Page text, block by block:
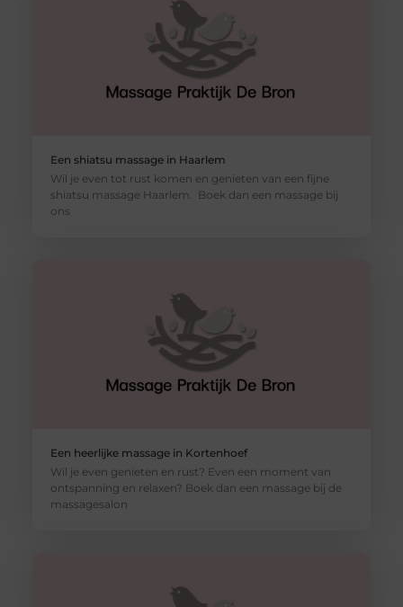
Een shiatsu massage in Haarlem
Wil je even tot rust komen en genieten van een fijne
shiatsu massage Haarlem. Boek dan een massage bij
ons
Een heerlijke massage in Kortenhoef
Wil je even genieten en rust? Even een moment van
ontspanning en relaxen? Boek dan een massage bij de
massagesalon